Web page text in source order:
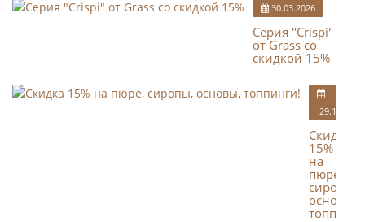
30.03.2026
Серия "Crispi"
от Grass со
скидкой 15%
29.12.2025
Скидка
15%
на
пюре,
сиропы,
основы,